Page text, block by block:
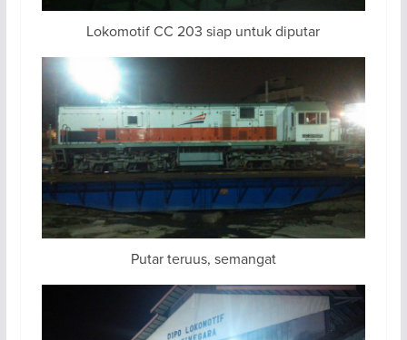
Lokomotif CC 203 siap untuk diputar
Putar teruus, semangat